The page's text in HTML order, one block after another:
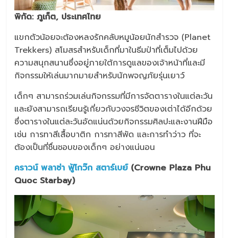
พิกัด: ภูเก็ต, ประเทศไทย
แขกตัวน้อยจะต้องหลงรักคลับหมูน้อยนักสำรวจ (Planet
Trekkers) สโมสรสำหรับเด็กที่มาในธีมป่าที่เต็มไปด้วย
ความสนุกสนานซึ่งอยู่ภายใต้การดูแลของเจ้าหน้าที่และมี
กิจกรรมให้เล่นมากมายสำหรับนักพจญภัยรุ่นเยาว์
เด็กๆ สามารถร่วมเล่นกิจกรรมที่มีการจัดตารางในแต่ละวัน
และยังสามารถเรียนรู้เกี่ยวกับวงจรชีวิตของเต่าได้อีกด้วย
ซึ่งตารางในแต่ละวันอัดแน่นด้วยกิจกรรมศิลปะและงานฝีมือ
เช่น การทาสีเสื้อบาติก การทาสีพัด และการทำว่าว ที่จะ
ต้องเป็นที่ชื่นชอบของเด็กๆ อย่างแน่นอน
คราวน์ พลาซ่า ฟู้โกว๊ก สตาร์เบย์ (Crowne Plaza Phu
Quoc Starbay)